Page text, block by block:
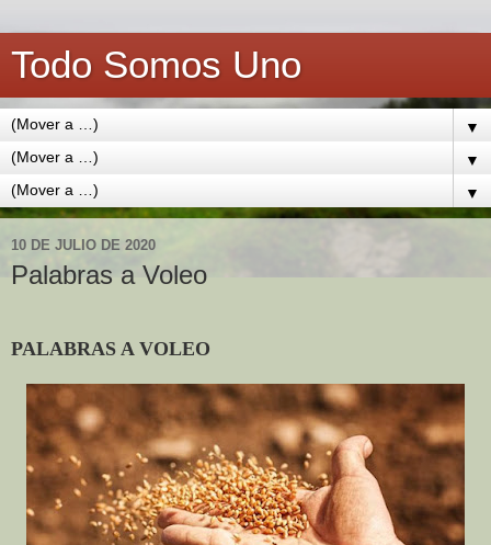
Todo Somos Uno
▼
▼
▼
10 DE JULIO DE 2020
Palabras a Voleo
PALABRAS A VOLEO